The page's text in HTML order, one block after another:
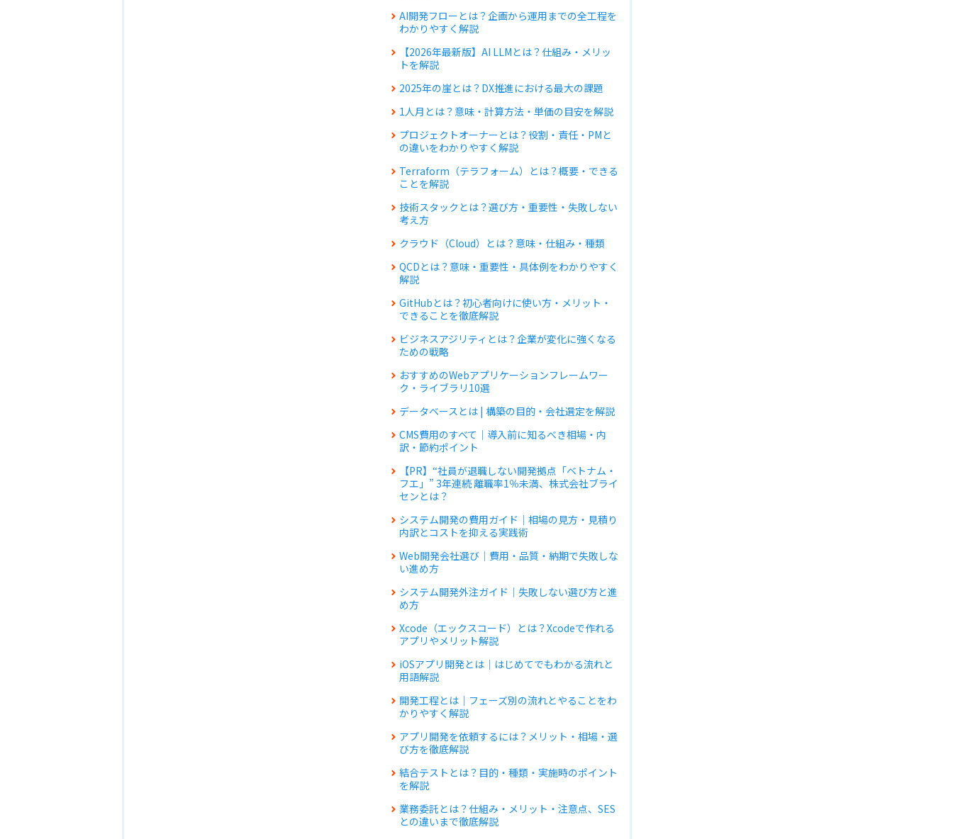
AI開発フローとは？企画から運用までの全工程を
わかりやすく解説
【2026年最新版】AI LLMとは？仕組み・メリッ
トを解説
2025年の崖とは？DX推進における最大の課題
1人月とは？意味・計算方法・単価の目安を解説
プロジェクトオーナーとは？役割・責任・PMと
の違いをわかりやすく解説
Terraform（テラフォーム）とは？概要・できる
ことを解説
技術スタックとは？選び方・重要性・失敗しない
考え方
クラウド（Cloud）とは？意味・仕組み・種類
QCDとは？意味・重要性・具体例をわかりやすく
解説
GitHubとは？初心者向けに使い方・メリット・
できることを徹底解説
ビジネスアジリティとは？企業が変化に強くなる
ための戦略
おすすめのWebアプリケーションフレームワー
ク・ライブラリ10選
データベースとは | 構築の目的・会社選定を解説
CMS費用のすべて｜導入前に知るべき相場・内
訳・節約ポイント
【PR】“社員が退職しない開発拠点「ベトナム・
フエ」” 3年連続 離職率1％未満、株式会社ブライ
センとは？
システム開発の費用ガイド｜相場の見方・見積り
内訳とコストを抑える実践術
Web開発会社選び｜費用・品質・納期で失敗しな
い進め方
システム開発外注ガイド｜失敗しない選び方と進
め方
Xcode（エックスコード）とは？Xcodeで作れる
アプリやメリット解説
iOSアプリ開発とは｜はじめてでもわかる流れと
用語解説
開発工程とは｜フェーズ別の流れとやることをわ
かりやすく解説
アプリ開発を依頼するには？メリット・相場・選
び方を徹底解説
結合テストとは？目的・種類・実施時のポイント
を解説
業務委託とは？仕組み・メリット・注意点、SES
との違いまで徹底解説